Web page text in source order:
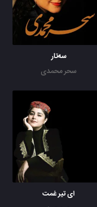
سه‌تار
سحر محمدی
ای تیر غمت